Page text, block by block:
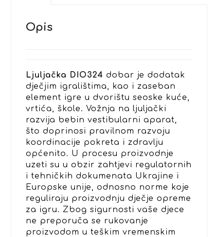
Opis
Ljuljačka DIO324 dobar je dodatak
dječjim igralištima, kao i zaseban
element igre u dvorištu seoske kuće,
vrtića, škole. Vožnja na ljuljački
razvija bebin vestibularni aparat,
što doprinosi pravilnom razvoju
koordinacije pokreta i zdravlju
općenito. U procesu proizvodnje
uzeti su u obzir zahtjevi regulatornih
i tehničkih dokumenata Ukrajine i
Europske unije, odnosno norme koje
reguliraju proizvodnju dječje opreme
za igru. Zbog sigurnosti vaše djece
ne preporuča se rukovanje
proizvodom u teškim vremenskim